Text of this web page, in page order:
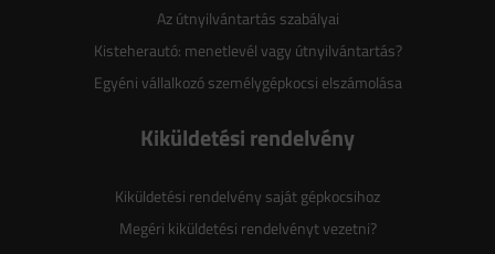
Az útnyilvántartás szabályai
Kisteherautó: menetlevél vagy útnyilvántartás?
Egyéni vállalkozó személygépkocsi elszámolása
Kiküldetési rendelvény
Kiküldetési rendelvény saját gépkocsihoz
Megéri kiküldetési rendelvényt vezetni?